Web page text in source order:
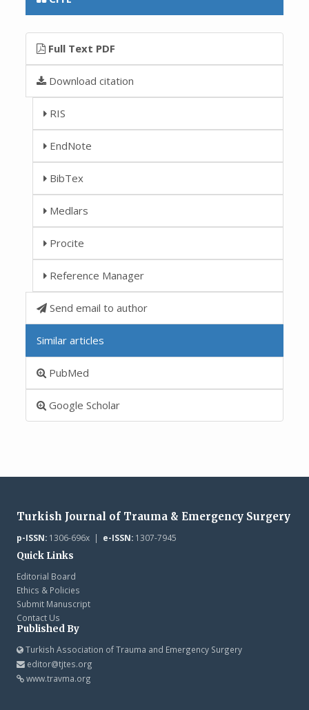
Full Text PDF
Download citation
RIS
EndNote
BibTex
Medlars
Procite
Reference Manager
Send email to author
Similar articles
PubMed
Google Scholar
Turkish Journal of Trauma & Emergency Surgery
p-ISSN:1306-696x | e-ISSN:1307-7945
Quick Links
Editorial Board
Ethics & Policies
Submit Manuscript
Contact Us
Published By
Turkish Association of Trauma and Emergency Surgery
editor@tjtes.org
www.travma.org